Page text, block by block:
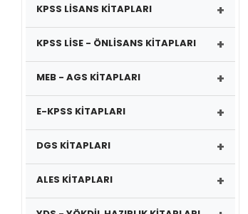
KPSS LİSANS KİTAPLARI +
KPSS LİSE - ÖNLİSANS KİTAPLARI +
MEB - AGS KİTAPLARI +
E-KPSS KİTAPLARI +
DGS KİTAPLARI +
ALES KİTAPLARI +